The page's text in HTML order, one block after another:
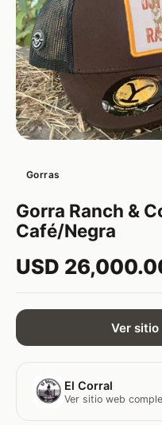
Gorras
Gorra Ranch &
Café/Negra
USD
Ver
El Corral
Ver sitio web